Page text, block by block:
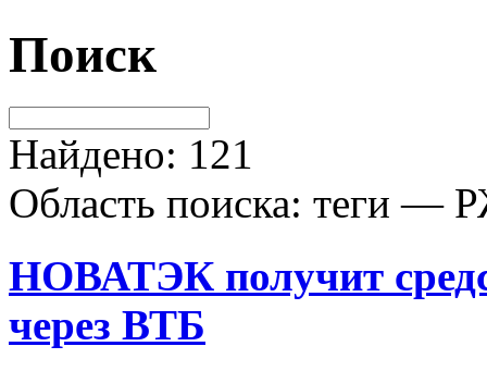
Поиск
Найдено: 121
Область поиска: теги —
НОВАТЭК получит
через ВТБ